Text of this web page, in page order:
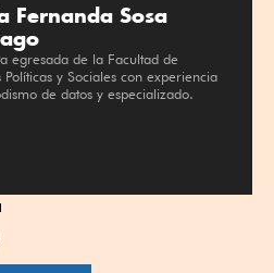
Fernanda Sosa
egresada de la Facultad de
Políticas y Sociales con experiencia
de datos y especializado.